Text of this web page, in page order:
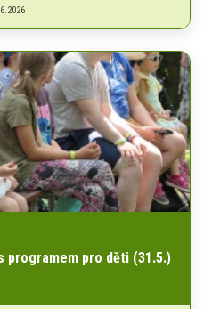
programem pro děti (31.5.)